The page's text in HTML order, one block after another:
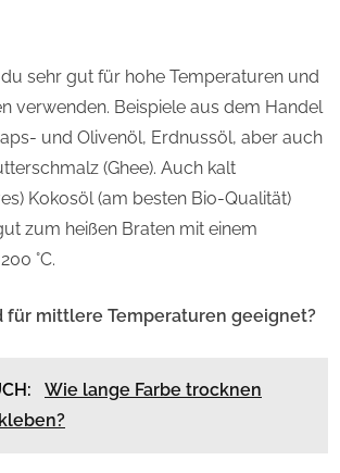
du sehr gut für hohe Temperaturen und
verwenden. Beispiele aus dem Handel
und Olivenöl, Erdnussöl, aber auch
(Ghee). Auch kalt
Kokosöl (am besten Bio-Qualität)
zum heißen Braten mit einem
°C.
für mittlere Temperaturen geeignet?
Wie lange Farbe trocknen